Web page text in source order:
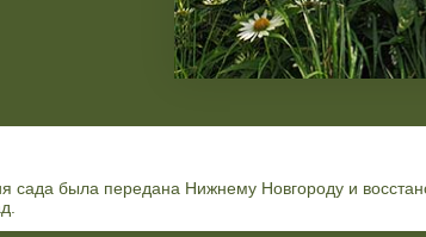
сада была передана Нижнему Новгороду и